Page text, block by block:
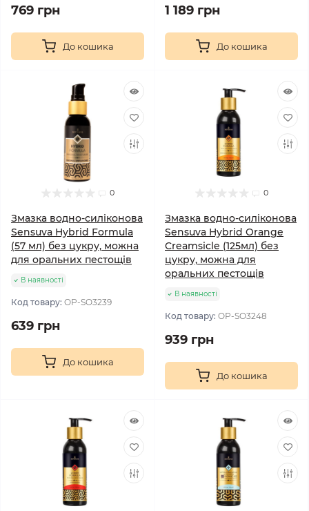
769 грн
До кошика
1 189 грн
До кошика
0
Змазка водно-силіконова
Sensuva Hybrid Formula
(57 мл) без цукру, можна
для оральних пестощів
В наявності
Код товару: OP-SO3239
639 грн
До кошика
0
Змазка водно-силіконова
Sensuva Hybrid Orange
Creamsicle (125мл) без
цукру, можна для
оральних пестощів
В наявності
Код товару: OP-SO3248
939 грн
До кошика